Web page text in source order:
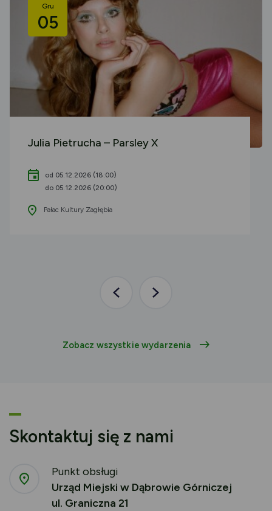
Gru
05
Julia Pietrucha – Parsley X
od 05.12.2026 (18:00)
do 05.12.2026 (20:00)
Pałac Kultury Zagłębia
PoprzedniaNastępna
Zobacz wszystkie wydarzenia
Skontaktuj się z nami
Punkt obsługi
Urząd Miejski w Dąbrowie Górniczej
ul. Graniczna 21